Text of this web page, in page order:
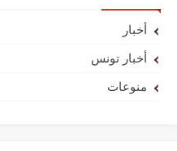
أخبار
أخبار تونس
منوعات